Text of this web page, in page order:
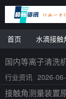
首页 水滴接触
国内等离子清洗
行业资讯 2026-
接触角测量装置